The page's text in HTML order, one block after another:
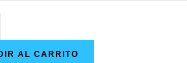
AL CARRITO